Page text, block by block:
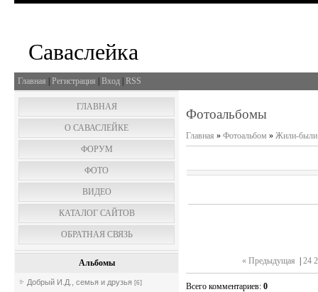
Саваслейка
Главная Регистрация Вход RSS
ГЛАВНАЯ
О САВАСЛЕЙКЕ
ФОРУМ
ФОТО
ВИДЕО
КАТАЛОГ САЙТОВ
ОБРАТНАЯ СВЯЗЬ
Альбомы
Добрый И.Д., семья и друзья [6]
Фотоальбомы
Главная » Фотоальбом » Жили-
« Предыдущая 24
Всего комментариев: 0